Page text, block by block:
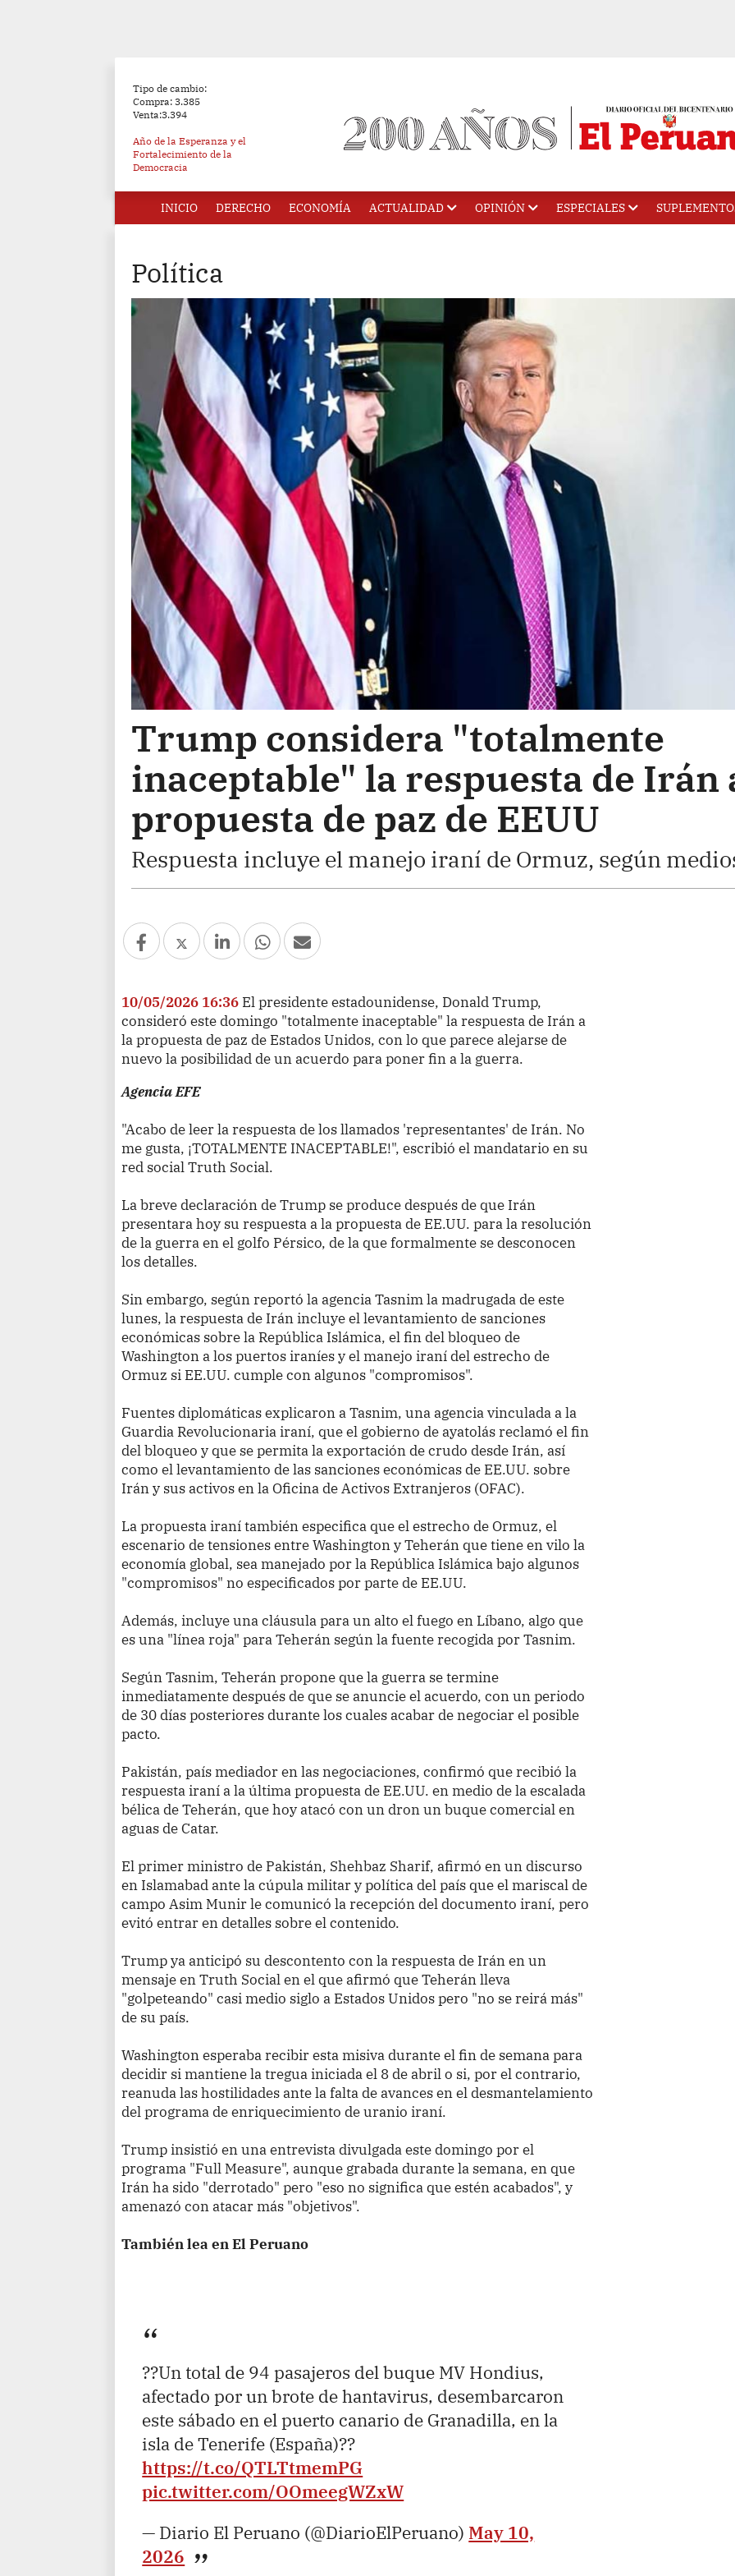
Tipo de cambio:
Compra: 3.385
Venta:3.394
Año de la Esperanza y el
Fortalecimiento de la
Democracia
INICIO DERECHO ECONOMÍA ACTUALIDAD OPINIÓN ESPECIALES
Política
Trump considera "totalmente
inaceptable" la respuesta de Irán
propuesta de paz de EEUU
Respuesta incluye el manejo iraní de Ormuz, según
10/05/2026 16:36 El presidente estadounidense, Donald Trump,
consideró este domingo "totalmente inaceptable" la respuesta de Irán a
la propuesta de paz de Estados Unidos, con lo que parece alejarse de
nuevo la posibilidad de un acuerdo para poner fin a la guerra.
Agencia EFE
"Acabo de leer la respuesta de los llamados 'representantes' de Irán. No
me gusta, ¡TOTALMENTE INACEPTABLE!", escribió el mandatario en su
red social Truth Social.
La breve declaración de Trump se produce después de que Irán
presentara hoy su respuesta a la propuesta de EE.UU. para la resolución
de la guerra en el golfo Pérsico, de la que formalmente se desconocen
los detalles.
Sin embargo, según reportó la agencia Tasnim la madrugada de este
lunes, la respuesta de Irán incluye el levantamiento de sanciones
económicas sobre la República Islámica, el fin del bloqueo de
Washington a los puertos iraníes y el manejo iraní del estrecho de
Ormuz si EE.UU. cumple con algunos "compromisos".
Fuentes diplomáticas explicaron a Tasnim, una agencia vinculada a la
Guardia Revolucionaria iraní, que el gobierno de ayatolás reclamó el fin
del bloqueo y que se permita la exportación de crudo desde Irán, así
como el levantamiento de las sanciones económicas de EE.UU. sobre
Irán y sus activos en la Oficina de Activos Extranjeros (OFAC).
La propuesta iraní también especifica que el estrecho de Ormuz, el
escenario de tensiones entre Washington y Teherán que tiene en vilo la
economía global, sea manejado por la República Islámica bajo algunos
"compromisos" no especificados por parte de EE.UU.
Además, incluye una cláusula para un alto el fuego en Líbano, algo que
es una "línea roja" para Teherán según la fuente recogida por Tasnim.
Según Tasnim, Teherán propone que la guerra se termine
inmediatamente después de que se anuncie el acuerdo, con un periodo
de 30 días posteriores durante los cuales acabar de negociar el posible
pacto.
Pakistán, país mediador en las negociaciones, confirmó que recibió la
respuesta iraní a la última propuesta de EE.UU. en medio de la escalada
bélica de Teherán, que hoy atacó con un dron un buque comercial en
aguas de Catar.
El primer ministro de Pakistán, Shehbaz Sharif, afirmó en un discurso
en Islamabad ante la cúpula militar y política del país que el mariscal de
campo Asim Munir le comunicó la recepción del documento iraní, pero
evitó entrar en detalles sobre el contenido.
Trump ya anticipó su descontento con la respuesta de Irán en un
mensaje en Truth Social en el que afirmó que Teherán lleva
"golpeteando" casi medio siglo a Estados Unidos pero "no se reirá más"
de su país.
Washington esperaba recibir esta misiva durante el fin de semana para
decidir si mantiene la tregua iniciada el 8 de abril o si, por el contrario,
reanuda las hostilidades ante la falta de avances en el desmantelamiento
del programa de enriquecimiento de uranio iraní.
Trump insistió en una entrevista divulgada este domingo por el
programa "Full Measure", aunque grabada durante la semana, en que
Irán ha sido "derrotado" pero "eso no significa que estén acabados", y
amenazó con atacar más "objetivos".
También lea en El Peruano
??Un total de 94 pasajeros del buque MV Hondius,
afectado por un brote de hantavirus, desembarcaron
este sábado en el puerto canario de Granadilla, en la
isla de Tenerife (España)??
https://t.co/QTLTtmemPG
pic.twitter.com/OOmeegWZxW
— Diario El Peruano (@DiarioElPeruano) May 10,
2026